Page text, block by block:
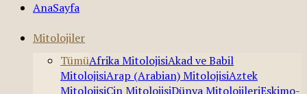
AnaSayfa
Mitolojiler
TümüAfrika MitolojisiAkad ve Babil
MitolojisiArap (Arabian) MitolojisiAztek
MitolojisiÇin MitolojisiDünya MitolojileriEskimo-